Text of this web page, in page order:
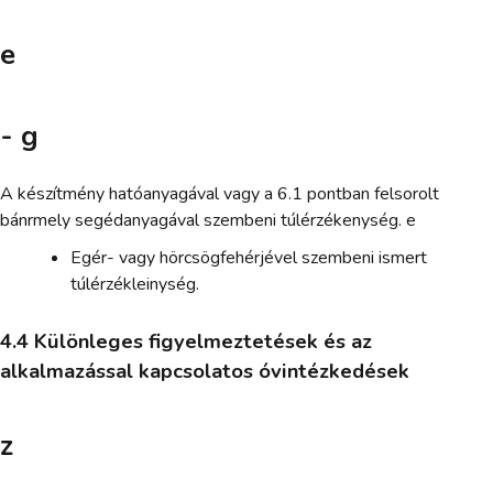
e
- g
A készítmény hatóanyagával vagy a 6.1 pontban felsorolt
bánrmely segédanyagával szembeni túlérzékenység. e
Egér- vagy hörcsögfehérjével szembeni ismert
túlérzékleinység.
4.4 Különleges figyelmeztetések és az
alkalmazással kapcsolatos óvintézkedések
z